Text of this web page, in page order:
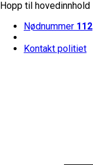
Hopp til hovedinnhold
Nødnummer 112
Kontakt politiet